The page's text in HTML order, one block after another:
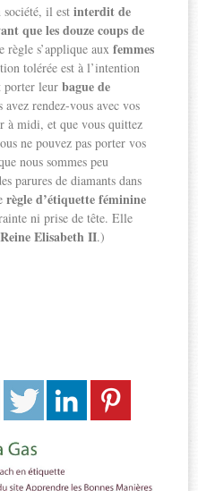
société, il estinterdit de
que les douze coups de
règle s’applique auxfemmes
tolérée est à l’intention
porter leurbague de
rendez-vous avec vos
à midi, et que vous quittez
ne pouvez pas porter vos
nous sommes peu
parures de diamants dans
règle d’étiquette féminine
ni prise de tête. Elle
Reine Elisabeth II.)